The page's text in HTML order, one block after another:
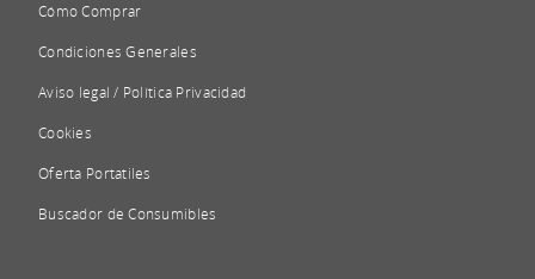
Cómo Comprar
Condiciones Generales
Aviso legal / Política Privacidad
Cookies
Oferta Portatiles
Buscador de Consumibles